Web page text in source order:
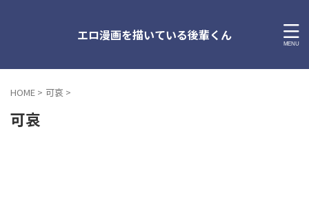
エロ漫画を描いている後輩くん
HOME > 可哀 >
可哀